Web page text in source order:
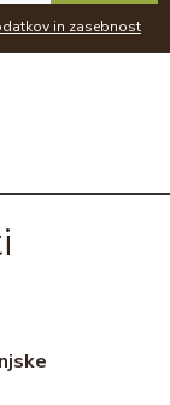
in zasebnost